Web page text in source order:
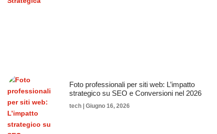
Foto professionali per siti web: L’impatto
strategico su SEO e Conversioni nel 2026
tech Giugno 16, 2026